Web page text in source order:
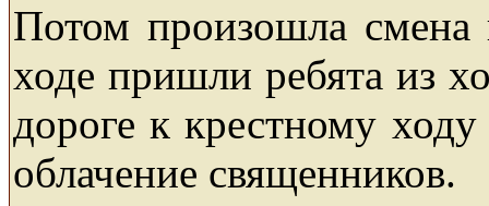
Потом произошла смена
ходе пришли ребята из
дороге к крестному
облачение священников.